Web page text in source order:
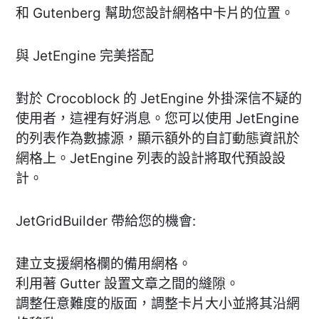
和 Gutenberg 幫助您設計網格中卡片的位置。
與 JetEngine 完美搭配
對於 Crocoblock 的 JetEngine 外掛深信不疑的
使用者，這裡有好消息。您可以使用 JetEngine
的列表作為數據源，顯示額外的自訂動態資訊於
網格上。JetEngine 列表的設計將取代預設設
計。
JetGridBuilder 帶給您的機會:
建立支援網格欄的備用網格。
利用著 Gutter 設置文章之間的縫隙。
調整任意難度的版面，調整卡片大小並將其沿網